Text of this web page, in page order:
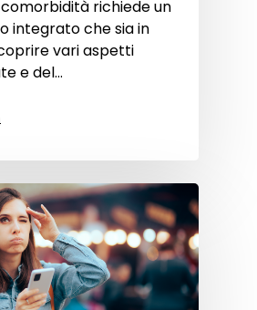
richiede un
integrato che sia in
vari aspetti
e del…